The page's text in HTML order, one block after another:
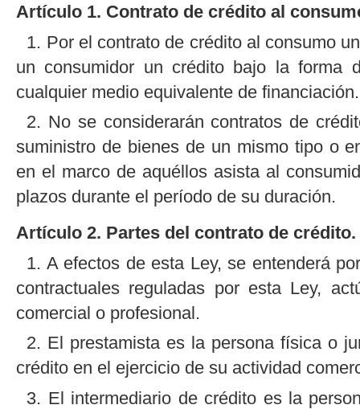
Artículo 1. Contrato de crédito al
1. Por el contrato de crédito al consumo
un consumidor un crédito bajo la forma
cualquier medio equivalente de financiación.
2. No se considerarán contratos de
suministro de bienes de un mismo tipo o
en el marco de aquéllos asista al
plazos durante el período de su duración.
Artículo 2. Partes del contrato de crédito.
1. A efectos de esta Ley, se entenderá
contractuales reguladas por esta Ley,
comercial o profesional.
2. El prestamista es la persona física o
crédito en el ejercicio de su actividad
3. El intermediario de crédito es la